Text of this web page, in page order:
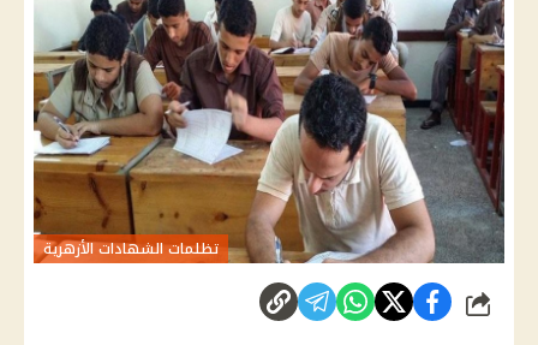
تظلمات الشهادات الأزهرية
شارك